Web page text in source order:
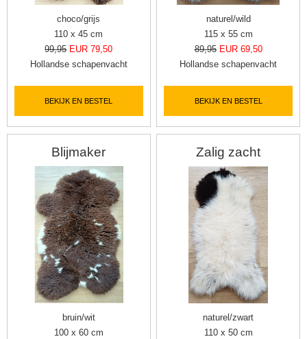
choco/grijs
110 x 45 cm
99,95 EUR 79,50
Hollandse schapenvacht
BEKIJK EN BESTEL
naturel/wild
115 x 55 cm
89,95 EUR 69,50
Hollandse schapenvacht
BEKIJK EN BESTEL
Blijmaker
bruin/wit
100 x 60 cm
Zalig zacht
naturel/zwart
110 x 50 cm